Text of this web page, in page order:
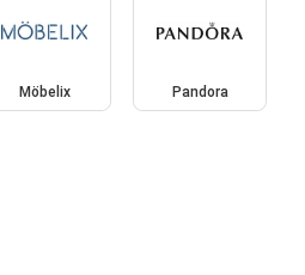
Möbelix Pandora